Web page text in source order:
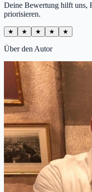
Deine Bewertung hilft uns,
priorisieren.
★ ★ ★ ★ ★
Über den Autor